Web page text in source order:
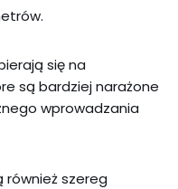
się na
są bardziej narażone
wprowadzania
również szereg